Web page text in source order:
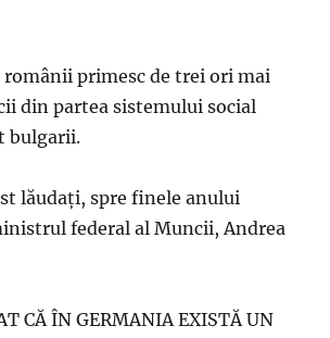
românii primesc de trei ori mai
din partea sistemului social
bulgarii.
lăudaţi, spre finele anului
federal al Muncii, Andrea
CĂ ÎN GERMANIA EXISTĂ UN